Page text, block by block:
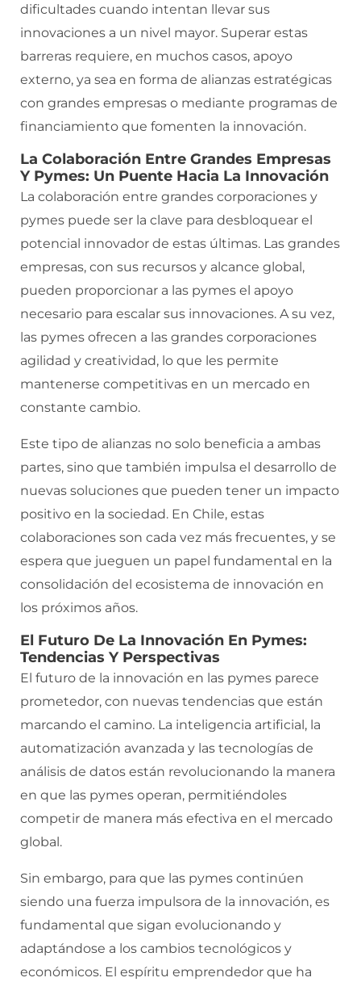
dificultades cuando intentan llevar sus
innovaciones a un nivel mayor. Superar estas
barreras requiere, en muchos casos, apoyo
externo, ya sea en forma de alianzas estratégicas
con grandes empresas o mediante programas de
financiamiento que fomenten la innovación.
La Colaboración Entre Grandes Empresas
Y Pymes: Un Puente Hacia La Innovación
La colaboración entre grandes corporaciones y
pymes puede ser la clave para desbloquear el
potencial innovador de estas últimas. Las grandes
empresas, con sus recursos y alcance global,
pueden proporcionar a las pymes el apoyo
necesario para escalar sus innovaciones. A su vez,
las pymes ofrecen a las grandes corporaciones
agilidad y creatividad, lo que les permite
mantenerse competitivas en un mercado en
constante cambio.
Este tipo de alianzas no solo beneficia a ambas
partes, sino que también impulsa el desarrollo de
nuevas soluciones que pueden tener un impacto
positivo en la sociedad. En Chile, estas
colaboraciones son cada vez más frecuentes, y se
espera que jueguen un papel fundamental en la
consolidación del ecosistema de innovación en
los próximos años.
El Futuro De La Innovación En Pymes:
Tendencias Y Perspectivas
El futuro de la innovación en las pymes parece
prometedor, con nuevas tendencias que están
marcando el camino. La inteligencia artificial, la
automatización avanzada y las tecnologías de
análisis de datos están revolucionando la manera
en que las pymes operan, permitiéndoles
competir de manera más efectiva en el mercado
global.
Sin embargo, para que las pymes continúen
siendo una fuerza impulsora de la innovación, es
fundamental que sigan evolucionando y
adaptándose a los cambios tecnológicos y
económicos. El espíritu emprendedor que ha